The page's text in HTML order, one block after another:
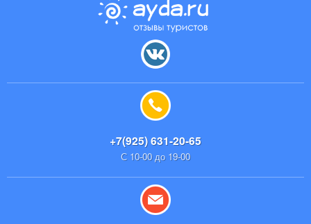
+7(925) 631-20-65
С 10-00 до 19-00